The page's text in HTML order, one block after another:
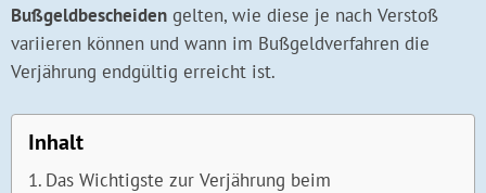
Bußgeldbescheiden gelten, wie diese je nach Verstoß
variieren können und wann im Bußgeldverfahren die
Verjährung endgültig erreicht ist.
Inhalt
Das Wichtigste zur Verjährung beim